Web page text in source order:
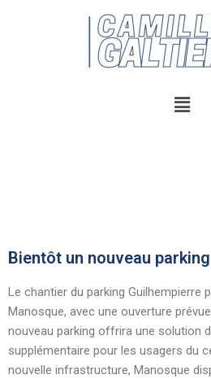
Bientôt un nouveau
Le chantier du parking Guilhempierre
Manosque, avec une ouverture
nouveau parking offrira une solution
supplémentaire pour les usagers du
nouvelle infrastructure, Manosque